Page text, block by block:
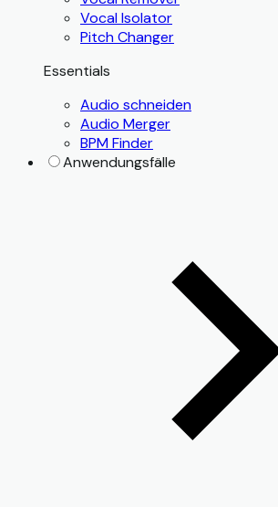
Vocal Isolator
Pitch Changer
Essentials
Audio schneiden
Audio Merger
BPM Finder
Anwendungsfälle